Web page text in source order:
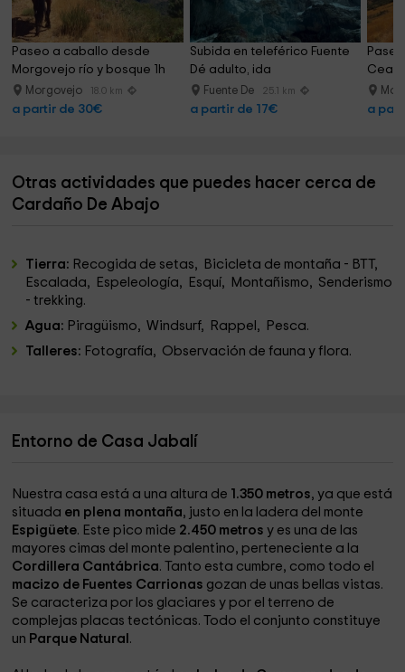
Paseo a caballo desde
Morgovejo río y bosque 1h
Morgovejo 18.0 km
a partir de 30€
Subida en teleférico Fuente
Dé adulto, ida
Fuente De 25.1 km
a partir de 17€
Cea y
a
Otras actividades que puedes hacer cerca de
Cardaño De Abajo
Tierra: Recogida de setas, Bicicleta de montaña - BTT,
Escalada, Espeleología, Esquí, Montañismo, Senderismo
- trekking.
Agua: Piragüismo, Windsurf, Rappel, Pesca.
Talleres: Fotografía, Observación de fauna y flora.
Entorno de Casa Jabalí
Nuestra casa está a una altura de 1.350 metros, ya que está
situada en plena montaña, justo en la ladera del monte
Espigüete. Este pico mide 2.450 metros y es una de las
mayores cimas del monte palentino, perteneciente a la
Cordillera Cantábrica. Tanto esta cumbre, como todo el
macizo de Fuentes Carrionas gozan de unas bellas vistas.
Se caracteriza por los glaciares y por el terreno de
complejas placas tectónicas. Todo el conjunto constituye
un Parque Natural .